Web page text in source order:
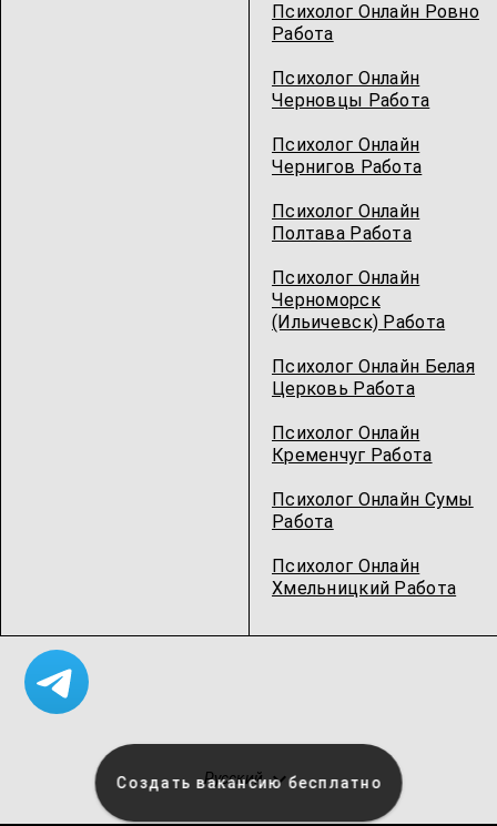
Психолог Онлайн Ровно
Работа
Психолог Онлайн
Черновцы Работа
Психолог Онлайн
Чернигов Работа
Психолог Онлайн
Полтава Работа
Психолог Онлайн
Черноморск
(Ильичевск) Работа
Психолог Онлайн Белая
Церковь Работа
Психолог Онлайн
Кременчуг Работа
Психолог Онлайн Сумы
Работа
Психолог Онлайн
Хмельницкий Работа
Русский
Создать вакансию бесплатно